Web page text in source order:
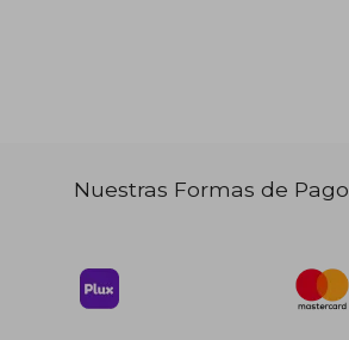
Nuestras Formas de Pago